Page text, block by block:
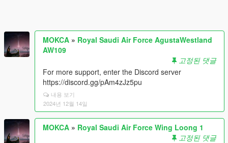
MOKCA » Royal Saudi Air Force AgustaWestland
AW109
고정된 댓글
For more support, enter the Discord server
https://discord.gg/pAm4zJz5pu
내용 보기
2024년 12월 14일
MOKCA » Royal Saudi Air Force Wing Loong 1
고정된 댓글